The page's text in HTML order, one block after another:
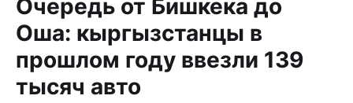
Очередь от Бишкека до
Оша: кыргызстанцы в
прошлом году ввезли 139
тысяч авто